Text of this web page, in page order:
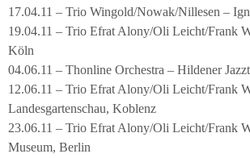
17.04.11 – Trio Wingold/Nowak/Nillesen –
19.04.11 – Trio Efrat Alony/Oli Leicht/Frank
Köln
04.06.11 – Thonline Orchestra – Hildener
12.06.11 – Trio Efrat Alony/Oli Leicht/Frank
Landesgartenschau, Koblenz
23.06.11 – Trio Efrat Alony/Oli Leicht/Frank
Museum, Berlin